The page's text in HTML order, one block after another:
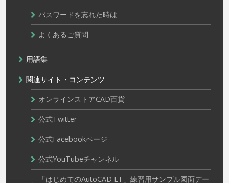
パスワードを忘れた時は
よくあるご質問
用語集
関連サイト・コンテンツ
オンラインストアCAD百貨
公式Twitter
公式Facebookページ
公式YouTubeチャンネル
「はじめてのAutoCAD LT」練習用サンプル図面デー